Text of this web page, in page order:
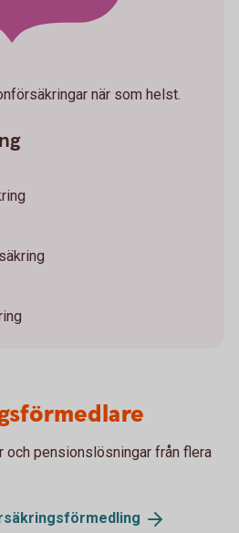
när som helst.
och pensionslösningar från flera